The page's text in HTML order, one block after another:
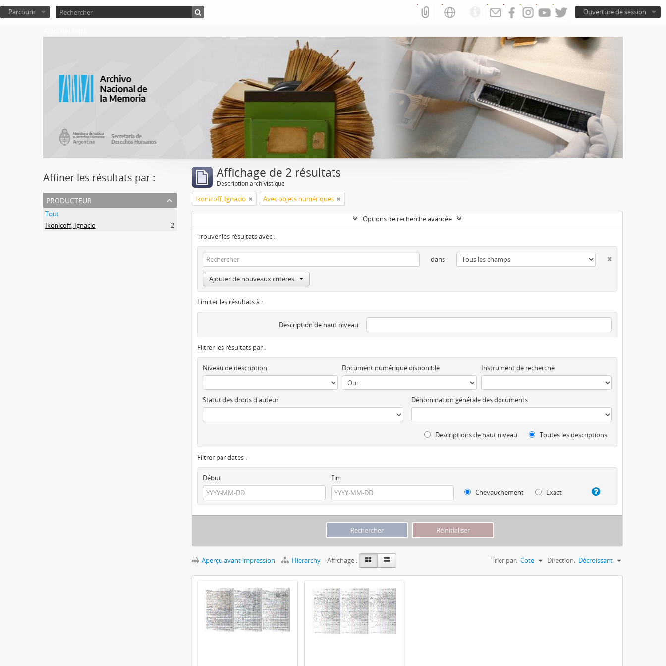
Ouverture de session
Parcourir
Affiner les résultats par :
producteur
Tout
Ikonicoff, Ignacio
2
Affichage de 2 résultats
Description archivistique
Ikonicoff, Ignacio Avec objets numériques
Options de recherche avancée
Trouver les résultats avec :
dans
Ajouter de nouveaux critères
Limiter les résultats à :
Description de haut niveau
Filtrer les résultats par :
Niveau de description Document numérique disponible Instrument de recherche
Statut des droits d'auteur Dénomination générale des documents
Descriptions de haut niveau Toutes les descriptions
Filtrer par dates :
Début
Fin
Chevauchement
Exact
Aperçu avant impression Hierarchy Affichage : Trier par: Cote Direction: Décroissant